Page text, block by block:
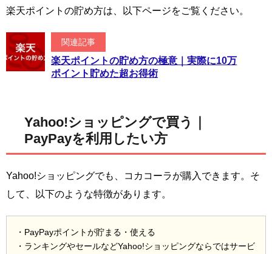
楽天ポイントの貯め方は、以下ページをご覧ください。
関連記事
楽天ポイントの貯め方の極意｜実際に10万
ポイント貯めた超お得術
Yahoo!ショッピングで買う｜
PayPayを利用したい方
Yahoo!ショッピングでも、コカコーラが購入できます。そ
して、以下のような特徴があります。
・PayPayポイントが貯まる・使える
・ランキングやセールなどYahoo!ショッピングならではサービ